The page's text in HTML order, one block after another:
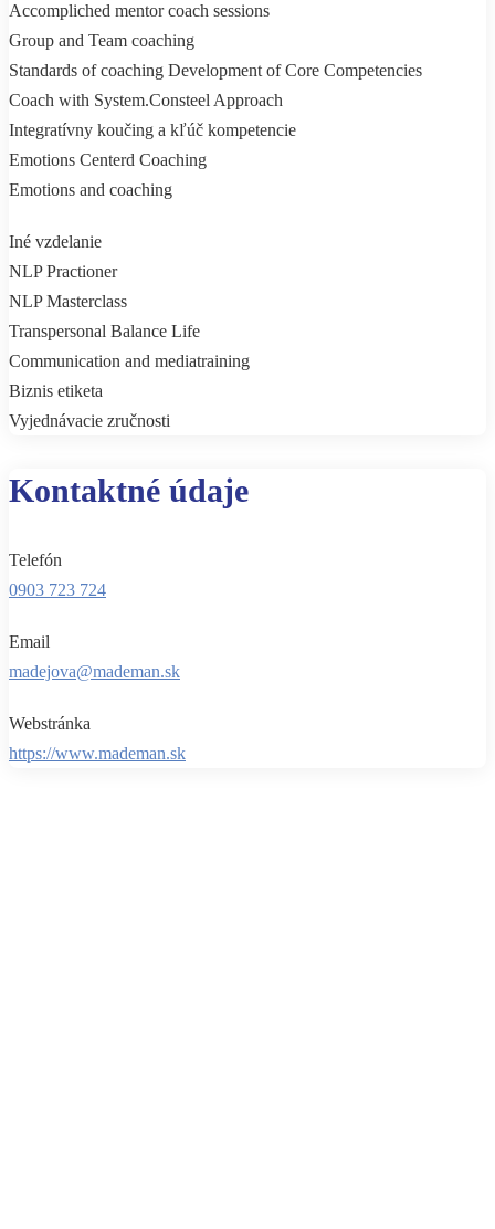
Accompliched mentor coach sessions
Group and Team coaching
Standards of coaching Development of Core Competencies
Coach with System.Consteel Approach
Integratívny koučing a kľúč kompetencie
Emotions Centerd Coaching
Emotions and coaching
Iné vzdelanie
NLP Practioner
NLP Masterclass
Transpersonal Balance Life
Communication and mediatraining
Biznis etiketa
Vyjednávacie zručnosti
Kontaktné údaje
Telefón
0903 723 724
Email
madejova@mademan.sk
Webstránka
https://www.mademan.sk